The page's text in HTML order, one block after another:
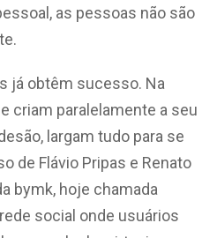
as pessoas não são
já obtêm sucesso. Na
criam paralelamente a seu
largam tudo para se
de Flávio Pripas e Renato
bymk, hoje chamada
social onde usuários